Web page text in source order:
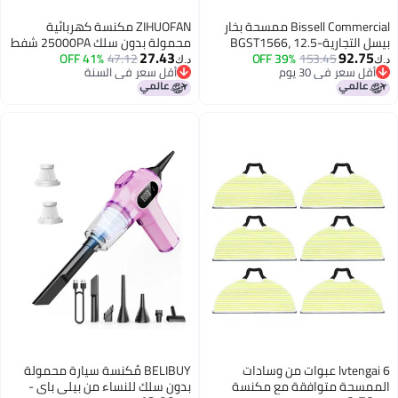
Bissell Commercial ممسحة بخار
بيسل التجارية-BGST1566، 12.5
تأتي مع وسادتين ناعمتين
اليومي ووسادة واحدة
للاتساخات الثقيلة، أخضر
153.45
39% OFF
سعر في 30 يوم
سعر في 30 يوم
ZIHUOFAN مكنسة كهربائية
محمولة بدون سلك 25000PA شفط
1 مكنسة يدوية قابلة لإعادة الشحن
27.43
47.12
41% OFF
أقل سعر في السنة
أقل سعر في السنة
lvtengai 6 عبوات من وسادات
متوافقة مع مكنسة
BELIBUY مُكنسة سيارة محمولة
بدون سلك للنساء من بيلي باي -